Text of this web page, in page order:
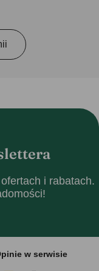
i rabatach.
w serwisie